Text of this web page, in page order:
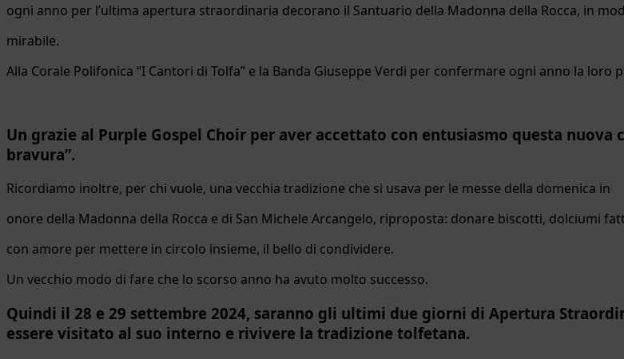
ogni anno per l’ultima apertura straordinaria decorano il Santuario della Madonna della Rocca, in
mirabile.
Alla Corale Polifonica “I Cantori di Tolfa” e la Banda Giuseppe Verdi per confermare ogni anno la loro
Un grazie al Purple Gospel Choir per aver accettato con entusiasmo questa
bravura”.
Ricordiamo inoltre, per chi vuole, una vecchia tradizione che si usava per le messe della domenica in
onore della Madonna della Rocca e di San Michele Arcangelo, riproposta: donare biscotti, dolciumi
con amore per mettere in circolo insieme, il bello di condividere.
Un vecchio modo di fare che lo scorso anno ha avuto molto successo.
Quindi il 28 e 29 settembre 2024, saranno gli ultimi due giorni di Apertura
essere visitato al suo interno e rivivere la tradizione tolfetana.